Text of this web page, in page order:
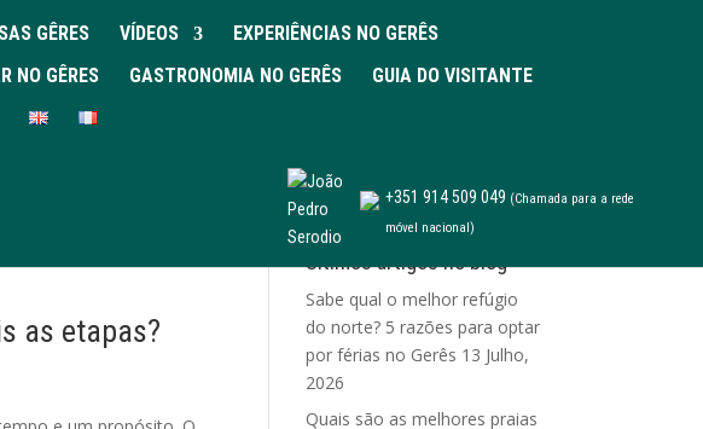
GÊRES VÍDEOS
EXPERIÊNCIAS NO GERÊS
NO GÊRES
GASTRONOMIA NO GERÊS
GUIA DO VISITANTE
+351 914 509 049 (Chamada para a rede
móvel nacional)
as etapas?
Últimos artigos no blog
Sabe qual o melhor refúgio
do norte? 5 razões para optar
por férias no Gerês 13 Julho,
2026
Quais são as melhores praias